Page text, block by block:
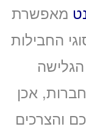
מאפשרת
החבילות
אכן
והצרכים